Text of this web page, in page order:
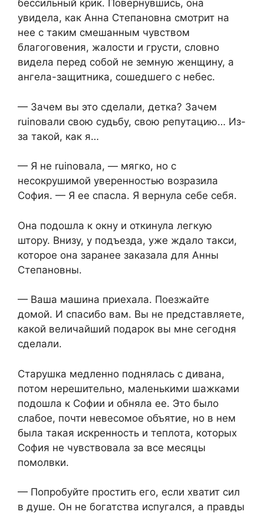
бессильный крик. Повернувшись, она
увидела, как Анна Степановна смотрит на
нее с таким смешанным чувством
благоговения, жалости и грусти, словно
видела перед собой не земную женщину, а
ангела-защитника, сошедшего с небес.
— Зачем вы это сделали, детка? Зачем
ruinовали свою судьбу, свою репутацию… Из-
за такой, как я…
— Я не ruinовала, — мягко, но с
несокрушимой уверенностью возразила
София. — Я ее спасла. Я вернула себе себя.
Она подошла к окну и откинула легкую
штору. Внизу, у подъезда, уже ждало такси,
которое она заранее заказала для Анны
Степановны.
— Ваша машина приехала. Поезжайте
домой. И спасибо вам. Вы не представляете,
какой величайший подарок вы мне сегодня
сделали.
Старушка медленно поднялась с дивана,
потом нерешительно, маленькими шажками
подошла к Софии и обняла ее. Это было
слабое, почти невесомое объятие, но в нем
была такая искренность и теплота, которых
София не чувствовала за все месяцы
помолвки.
— Попробуйте простить его, если хватит сил
в душе. Он не богатства испугался, а правды